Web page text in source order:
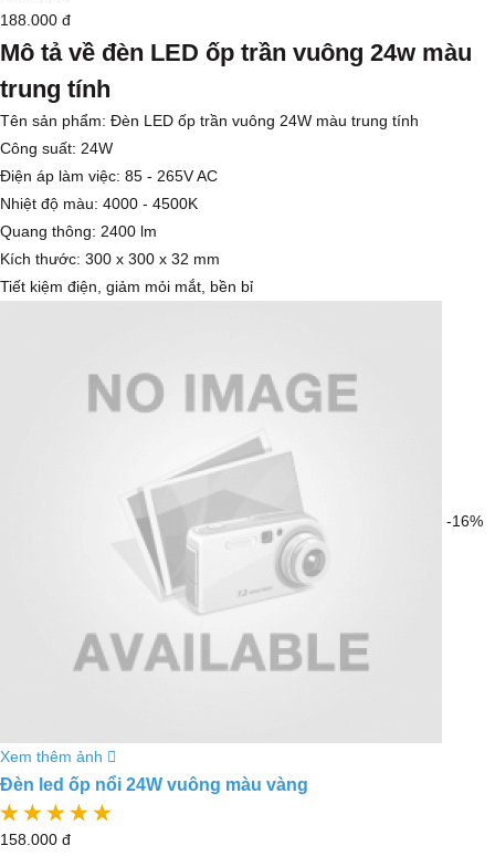
188.000 đ
Mô tả về đèn LED ốp trần vuông 24w màu
trung tính
Tên sản phẩm: Đèn LED ốp trần vuông 24W màu trung tính
Công suất: 24W
Điện áp làm việc: 85 - 265V AC
Nhiệt độ màu: 4000 - 4500K
Quang thông: 2400 lm
Kích thước: 300 x 300 x 32 mm
Tiết kiệm điện, giảm mỏi mắt, bền bỉ
-16%
Xem thêm ảnh
Đèn led ốp nổi 24W vuông màu vàng
158.000 đ